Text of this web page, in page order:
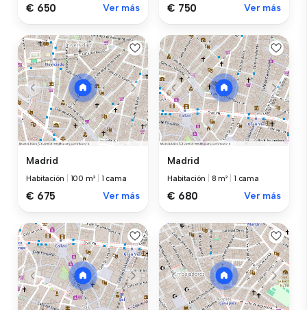
€ 650 Ver más € 750 Ver más
Madrid
Habitación 100 m² 1 cama
€ 675 Ver más
Madrid
Habitación 8 m² 1 cama
€ 680 Ver más